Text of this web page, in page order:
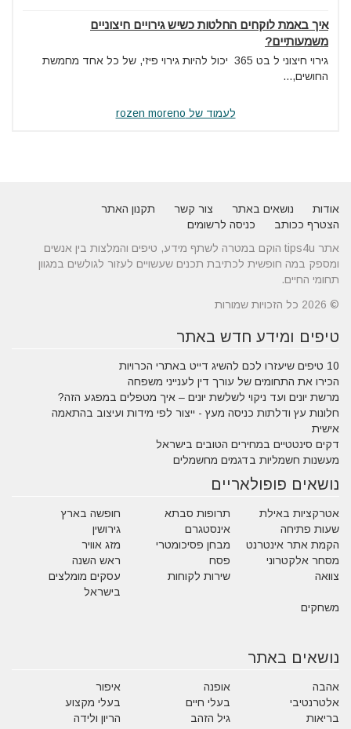
איך באמת לוקחים החלטות כשיש גירויים חיצוניים
משמעותיים?
‏גירוי חיצוני ל בט 365 יכול להיות גירוי פיזי, של כל אחד מחמשת
החושים,...
לעמוד של rozen moreno
אודות נושאים באתר צור קשר
תקנון האתר
הצטרף ככותב
כניסה לרשומים
אתר tips4u הוקם במטרה לשתף מידע, טיפים והמלצות בין אנשים
ומספק במה חופשית לכתיבת תכנים שעשויים לעזור לגולשים במגוון
תחומי החיים.
© 2026 כל הזכויות שמורות
טיפים ומידע חדש באתר
10 טיפים שיעזרו לכם להשיג דייט באתרי הכרויות
הכירו את התחומים של עורך דין לענייני משפחה
מרשת יונים ועד ניקוי לשלשת יונים – איך מטפלים במפגע הזה?
חלונות עץ ודלתות כניסה מעץ - ייצור לפי מידות ועיצוב בהתאמה
אישית
דקים סינטטיים במחירים הטובים בישראל
מעשנות חשמליות בדגמים מחשמלים
נושאים פופולאריים
אטרקציות באילת תרופות סבתא
חופשה בארץ
שעות פתיחה
אינסטגרם
גירושין
הקמת אתר אינטרנט
מבחן פסיכומטרי
מזג אוויר
מסחר אלקטרוני
פסח
ראש השנה
צוואה
שירות לקוחות
עסקים מומלצים
בישראל
משחקים
נושאים באתר
אהבה אופנה
איפור
אלטרנטיבי
בעלי חיים
בעלי מקצוע
בריאות
גיל הזהב
הריון ולידה